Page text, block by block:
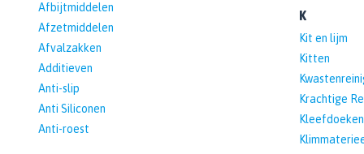
Afbijtmiddelen
Afzetmiddelen
Afvalzakken
Additieven
Anti-slip
Anti Siliconen
Anti-roest
K
Kit en lijm
Kitten
Krachtige
Kleefdoeken